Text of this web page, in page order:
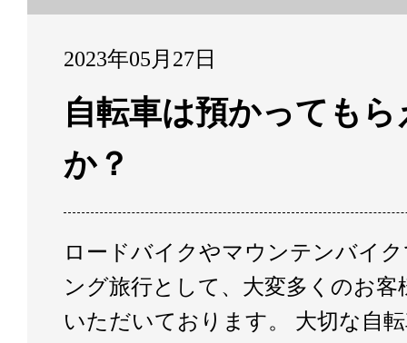
2023年05月27日
自転車は預かってもら
か？
ロードバイクやマウンテンバイ
ング旅行として、大変多くのお客
いただいております。 大切な自